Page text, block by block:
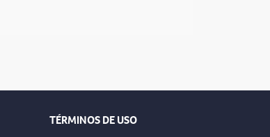
TÉRMINOS DE USO